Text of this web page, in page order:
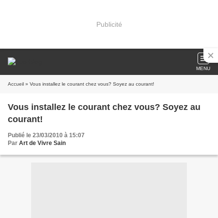
Publicité
MENU
Accueil » Vous installez le courant chez vous? Soyez au courant!
Vous installez le courant chez vous? Soyez au
courant!
Publié le 23/03/2010 à 15:07
Par Art de Vivre Sain